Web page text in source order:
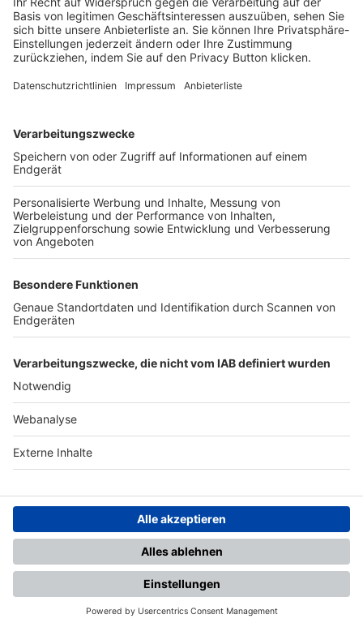
Login SpielPlus
FOLGE DEM BFV
TOP-VEREINE
TOP-PARTNER
Nutzungsbedingungen Datenschutz Impressum